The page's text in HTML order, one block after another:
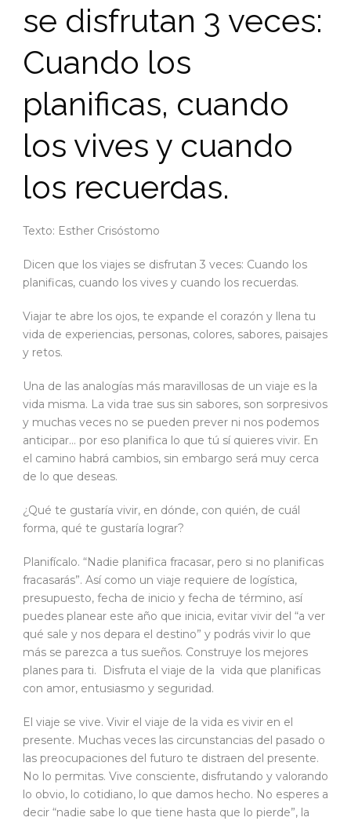
se disfrutan 3 veces:
Cuando los
planificas, cuando
los vives y cuando
los recuerdas.
Texto: Esther Crisóstomo
Dicen que los viajes se disfrutan 3 veces: Cuando los
planificas, cuando los vives y cuando los recuerdas.
Viajar te abre los ojos, te expande el corazón y llena tu
vida de experiencias, personas, colores, sabores, paisajes
y retos.
Una de las analogías más maravillosas de un viaje es la
vida misma. La vida trae sus sin sabores, son sorpresivos
y muchas veces no se pueden prever ni nos podemos
anticipar… por eso planifica lo que tú sí quieres vivir. En
el camino habrá cambios, sin embargo será muy cerca
de lo que deseas.
¿Qué te gustaría vivir, en dónde, con quién, de cuál
forma, qué te gustaría lograr?
Planifícalo. “Nadie planifica fracasar, pero si no planificas
fracasarás”. Así como un viaje requiere de logística,
presupuesto, fecha de inicio y fecha de término, así
puedes planear este año que inicia, evitar vivir del “a ver
qué sale y nos depara el destino” y podrás vivir lo que
más se parezca a tus sueños. Construye los mejores
planes para ti. Disfruta el viaje de la vida que planificas
con amor, entusiasmo y seguridad.
El viaje se vive. Vivir el viaje de la vida es vivir en el
presente. Muchas veces las circunstancias del pasado o
las preocupaciones del futuro te distraen del presente.
No lo permitas. Vive consciente, disfrutando y valorando
lo obvio, lo cotidiano, lo que damos hecho. No esperes a
decir “nadie sabe lo que tiene hasta que lo pierde”, la